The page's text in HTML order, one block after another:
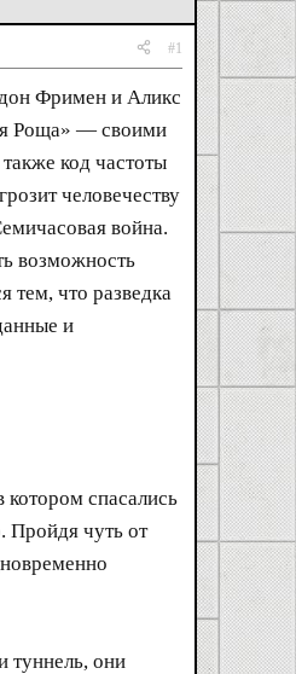
#1
Фримен и Аликс
Роща» — своими
код частоты
человечеству
война.
возможность
тем, что разведка
и
котором спасались
Пройдя чуть от
туннель, они